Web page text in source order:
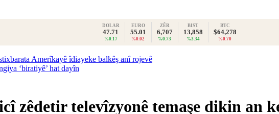
DOLAR
47.71
%0.17
EURO
55.01
%0.02
ZÊR
6,707
%0.73
BIST
13,858
%3.34
BTC
$64,278
%0.70
Amerîkayê îdiayeke balkêş anî rojevê
‘biratiyê’ hat dayîn
zêdetir televîzyonê temaşe dikin an